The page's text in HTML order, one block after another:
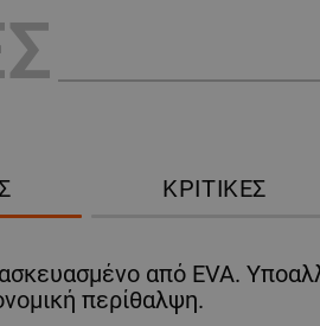
ΚΡΙΤΙΚΈΣ
από EVA.
περίθαλψη.